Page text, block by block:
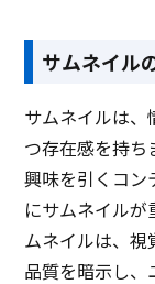
サムネイル
サムネイルは
つ存在感を持ち
興味を引くコン
にサムネイル
ムネイルは、
品質を暗示し、